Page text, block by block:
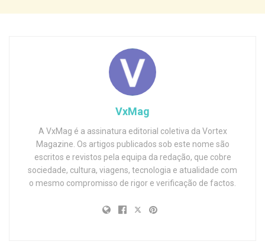
VxMag
A VxMag é a assinatura editorial coletiva da Vortex
Magazine. Os artigos publicados sob este nome são
escritos e revistos pela equipa da redação, que cobre
sociedade, cultura, viagens, tecnologia e atualidade com
o mesmo compromisso de rigor e verificação de factos.